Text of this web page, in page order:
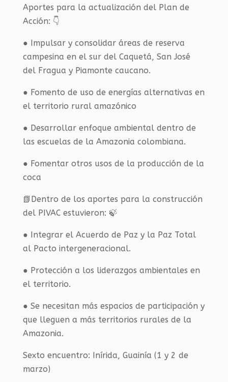
Aportes para la actualización del Plan de
Acción: 👇
● Impulsar y consolidar áreas de reserva
campesina en el sur del Caquetá, San José
del Fragua y Piamonte caucano.
● Fomento de uso de energías alternativas en
el territorio rural amazónico
● Desarrollar enfoque ambiental dentro de
las escuelas de la Amazonia colombiana.
● Fomentar otros usos de la producción de la
coca
📗Dentro de los aportes para la construcción
del PIVAC estuvieron: 🍃
● Integrar el Acuerdo de Paz y la Paz Total
al Pacto intergeneracional.
● Protección a los liderazgos ambientales en
el territorio.
● Se necesitan más espacios de participación y
que lleguen a más territorios rurales de la
Amazonia.
Sexto encuentro: Inírida, Guainía (1 y 2 de
marzo)